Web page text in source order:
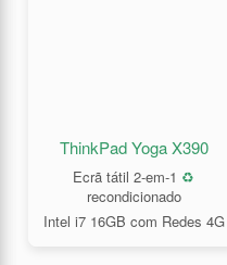
ThinkPad Yoga X390
Ecrã tátil 2-em-1 ♻️
recondicionado
Intel i7 16GB com Redes 4G